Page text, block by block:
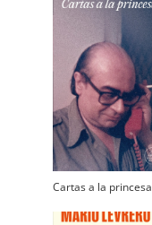
Cartas a la princesa